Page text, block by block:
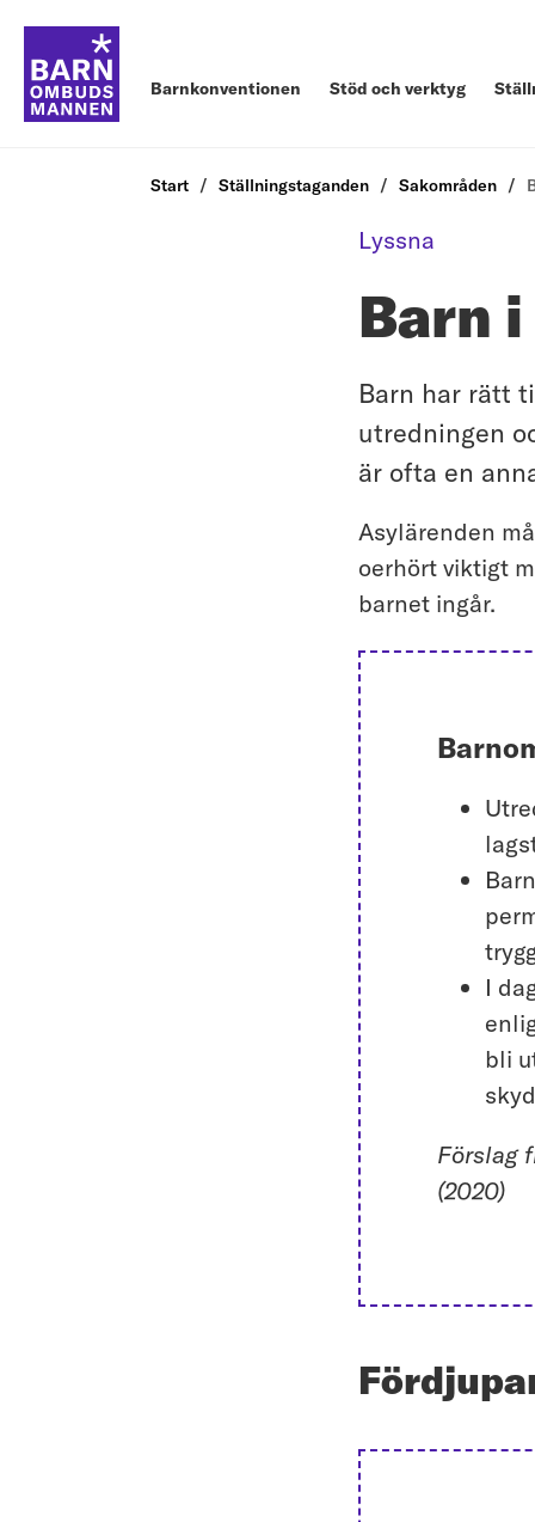
Barnkonventionen Stöd och verktyg
Start Ställningstaganden Sakområden
Lyssna
Barn
Barn har rätt
utredningen
är ofta en
Asylärenden
oerhört viktigt
barnet ingår.
I
bli
Förslag
(2020)